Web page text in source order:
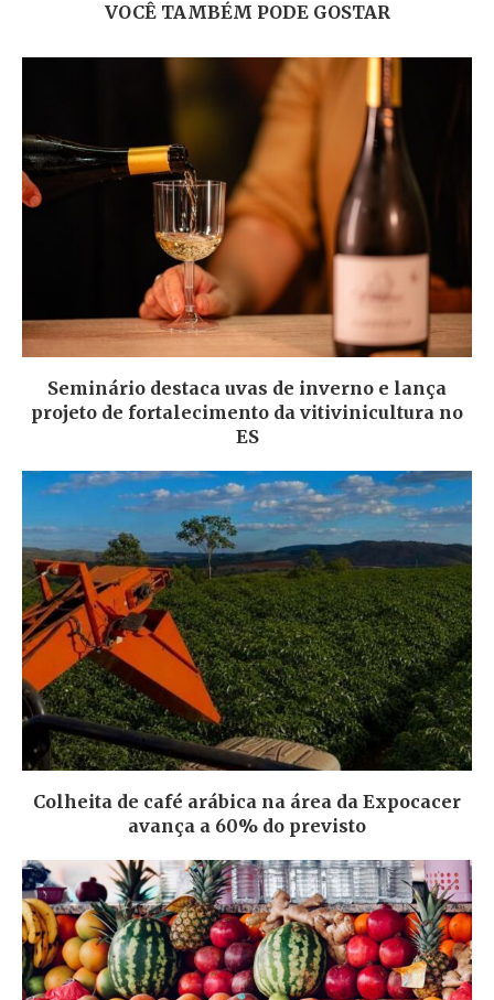
VOCÊ TAMBÉM PODE GOSTAR
Seminário destaca uvas de inverno e lança
projeto de fortalecimento da vitivinicultura no
ES
Colheita de café arábica na área da Expocacer
avança a 60% do previsto